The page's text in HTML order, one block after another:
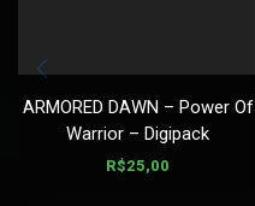
ARMORED DAWN – Power Of
Warrior – Digipack
R$25,00